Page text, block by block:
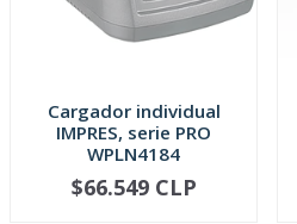
Cargador individual
IMPRES, serie PRO
WPLN4184
AGOTADO
$66.549 CLP